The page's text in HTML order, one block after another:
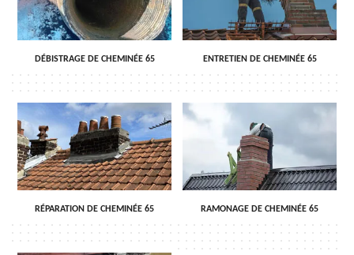
DÉBISTRAGE DE CHEMINÉE 65 ENTRETIEN DE CHEMINÉE 65
RÉPARATION DE CHEMINÉE 65 RAMONAGE DE CHEMINÉE 65